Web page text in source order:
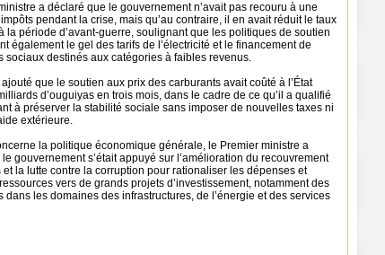
a déclaré que le gouvernement n’avait pas recouru à une
pendant la crise, mais qu’au contraire, il en avait réduit le taux
la période d’avant-guerre, soulignant que les politiques de soutien
également le gel des tarifs de l’électricité et le financement de
sociaux destinés aux catégories à faibles revenus.
que le soutien aux prix des carburants avait coûté à l’État
d’ouguiyas en trois mois, dans le cadre de ce qu’il a qualifié
à préserver la stabilité sociale sans imposer de nouvelles taxes ni
extérieure.
la politique économique générale, le Premier ministre a
gouvernement s’était appuyé sur l’amélioration du recouvrement
et la lutte contre la corruption pour rationaliser les dépenses et
vers de grands projets d’investissement, notamment des
dans les domaines des infrastructures, de l’énergie et des services